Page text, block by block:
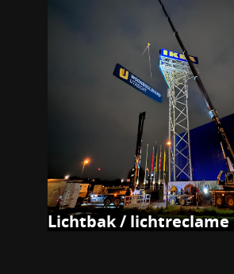
Lichtbak / lichtreclame